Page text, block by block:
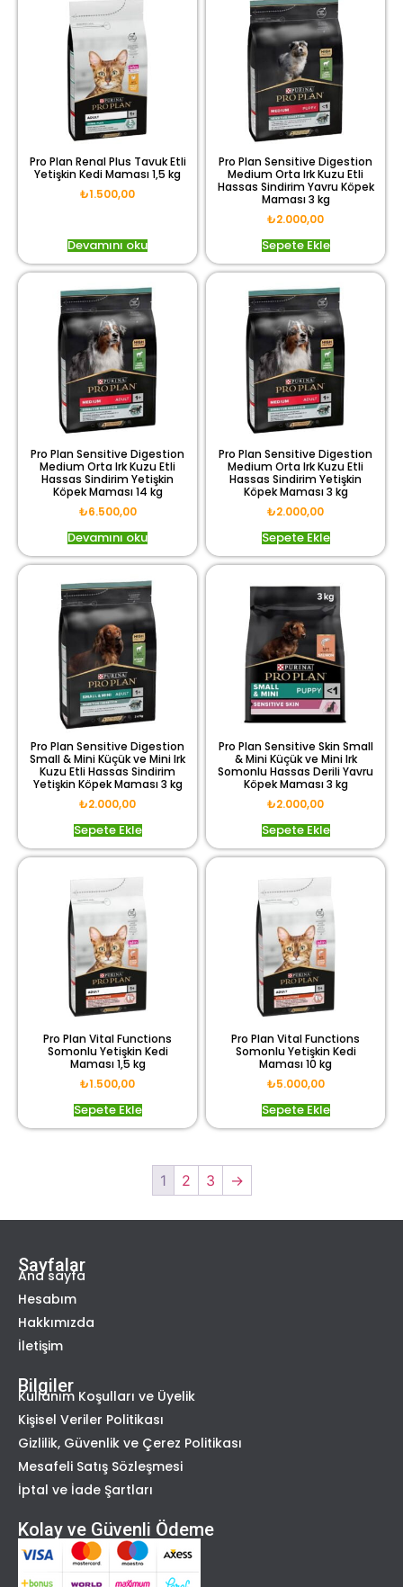
Pro Plan Renal Plus Tavuk Etli
Yetişkin Kedi Maması 1,5 kg
₺1.500,00
Devamını oku
Pro Plan Sensitive Digestion
Medium Orta Irk Kuzu Etli
Hassas Sindirim Yavru Köpek
Maması 3 kg
₺2.000,00
Sepete Ekle
Pro Plan Sensitive Digestion
Medium Orta Irk Kuzu Etli
Hassas Sindirim Yetişkin
Köpek Maması 14 kg
₺6.500,00
Devamını oku
Pro Plan Sensitive Digestion
Medium Orta Irk Kuzu Etli
Hassas Sindirim Yetişkin
Köpek Maması 3 kg
₺2.000,00
Sepete Ekle
Pro Plan Sensitive Digestion
Small & Mini Küçük ve Mini Irk
Kuzu Etli Hassas Sindirim
Yetişkin Köpek Maması 3 kg
₺2.000,00
Sepete Ekle
Pro Plan Sensitive Skin Small
& Mini Küçük ve Mini Irk
Somonlu Hassas Derili Yavru
Köpek Maması 3 kg
₺2.000,00
Sepete Ekle
Pro Plan Vital Functions
Somonlu Yetişkin Kedi
Maması 1,5 kg
₺1.500,00
Sepete Ekle
Pro Plan Vital Functions
Somonlu Yetişkin Kedi
Maması 10 kg
₺5.000,00
Sepete Ekle
1 2 3 →
Sayfalar
Ana sayfa
Hesabım
Hakkımızda
İletişim
Bilgiler
Kullanım Koşulları ve Üyelik
Kişisel Veriler Politikası
Gizlilik, Güvenlik ve Çerez Politikası
Mesafeli Satış Sözleşmesi
İptal ve İade Şartları
Kolay ve Güvenli Ödeme